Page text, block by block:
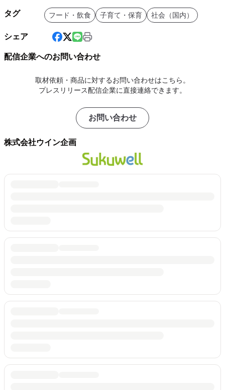
タグ フード・飲食 子育て・保育 社会（国内）
シェア
配信企業へのお問い合わせ
取材依頼・商品に対するお問い合わせはこちら。
プレスリリース配信企業に直接連絡できます。
お問い合わせ
株式会社ウイン企画